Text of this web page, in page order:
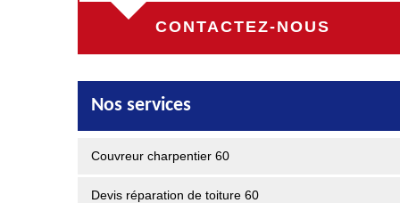
CONTACTEZ-NOUS
Nos services
Couvreur charpentier 60
Devis réparation de toiture 60